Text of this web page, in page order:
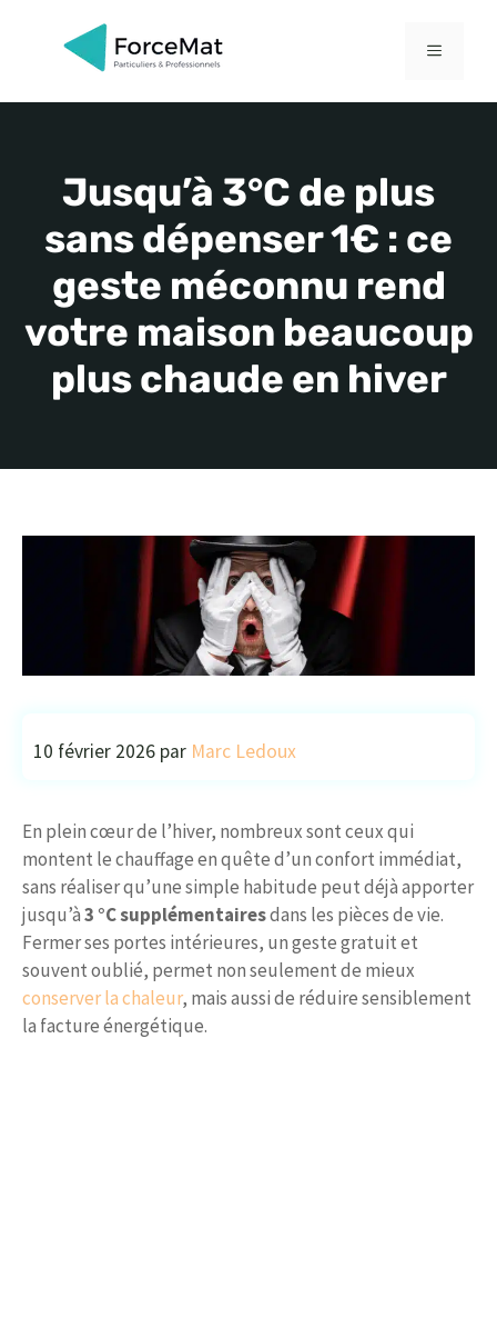
MENU
Jusqu’à 3°C de plus
sans dépenser 1€ : ce
geste méconnu rend
votre maison beaucoup
plus chaude en hiver
10 février 2026 par Marc Ledoux
En plein cœur de l’hiver, nombreux sont ceux qui
montent le chauffage en quête d’un confort immédiat,
sans réaliser qu’une simple habitude peut déjà apporter
jusqu’à3 °C supplémentairesdans les pièces de vie.
Fermer ses portes intérieures, un geste gratuit et
souvent oublié, permet non seulement de mieux
conserver la chaleur, mais aussi de réduire sensiblement
la facture énergétique.